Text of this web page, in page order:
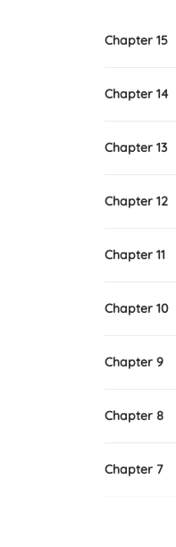
Chapter 15
Chapter 14
Chapter 13
Chapter 12
Chapter 11
Chapter 10
Chapter 9
Chapter 8
Chapter 7